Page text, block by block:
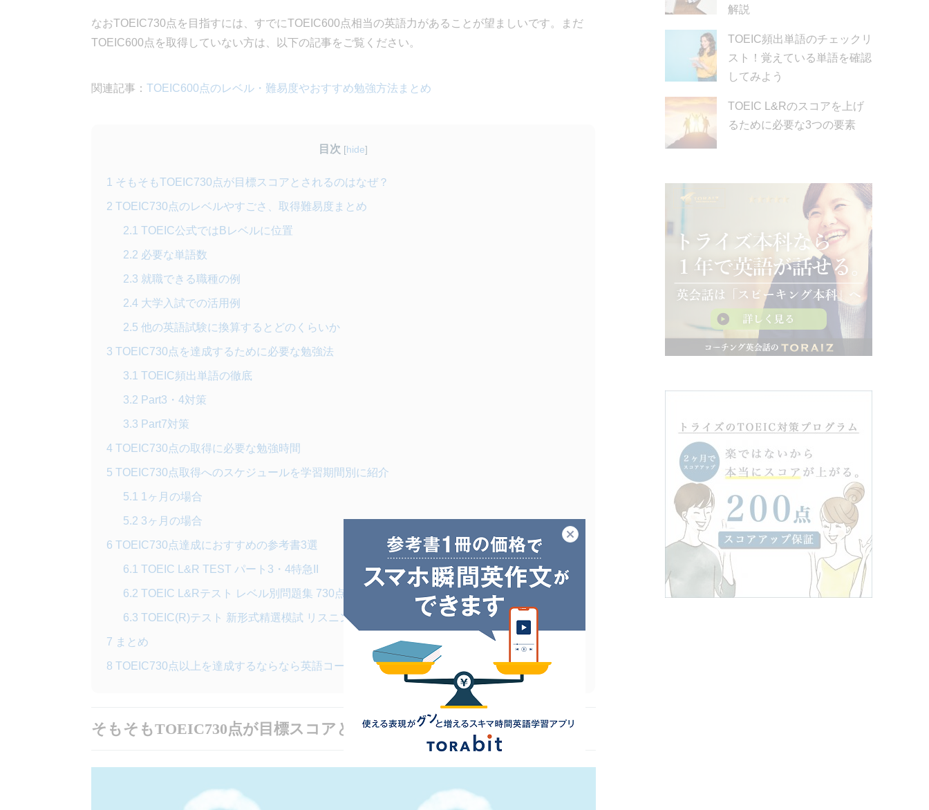
なおTOEIC730点を目指すには、すでにTOEIC600点相当の英語力があることが望ましいです。まだ
TOEIC600点を取得していない方は、以下の記事をご覧ください。
関連記事： TOEIC600点のレベル・難易度やおすすめ勉強方法まとめ
目次 [hide]
1 そもそもTOEIC730点が目標スコアとされるのはなぜ？
2 TOEIC730点のレベルやすごさ、取得難易度まとめ
2.1 TOEIC公式ではBレベルに位置
2.2 必要な単語数
2.3 就職できる職種の例
2.4 大学入試での活用例
2.5 他の英語試験に換算するとどのくらいか
3 TOEIC730点を達成するために必要な勉強法
3.1 TOEIC頻出単語の徹底
3.2 Part3・4対策
3.3 Part7対策
4 TOEIC730点の取得に必要な勉強時間
5 TOEIC730点取得へのスケジュールを学習期間別に紹介
5.1 1ヶ月の場合
5.2 3ヶ月の場合
6 TOEIC730点達成におすすめの参考書3選
6.1 TOEIC L&R TEST パート3・4特急II
6.2 TOEIC L&Rテスト レベル別問題集 730点突破
6.3 TOEIC(R)テスト 新形式精選模試 リスニング
7 まとめ
8 TOEIC730点以上を達成するならなら英語コーチング「トライズ」
そもそもTOEIC730点が目標スコアとされるのはなぜ？
解説
TOEIC頻出単語のチェックリ
スト！覚えている単語を確認
してみよう
TOEIC L&Rのスコアを上げ
るために必要な3つの要素
閉じる